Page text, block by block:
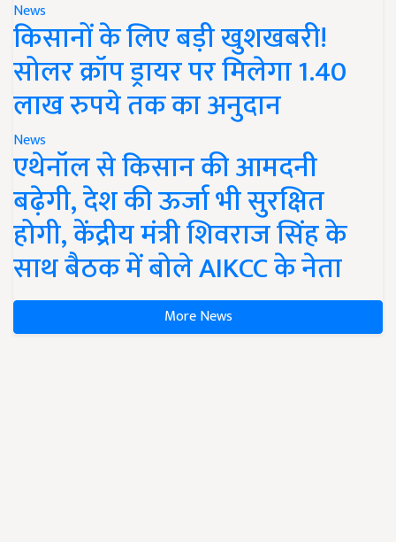
News
किसानों के लिए बड़ी खुशखबरी!
सोलर क्रॉप ड्रायर पर मिलेगा 1.40
लाख रुपये तक का अनुदान
News
एथेनॉल से किसान की आमदनी
बढ़ेगी, देश की ऊर्जा भी सुरक्षित
होगी, केंद्रीय मंत्री शिवराज सिंह के
साथ बैठक में बोले AIKCC के नेता
More News